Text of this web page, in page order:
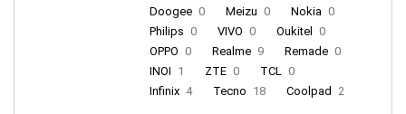
Doogee 0 Meizu 0 Nokia 0
Philips 0 VIVO 0 Oukitel
0
OPPO 0 Realme 9 Remade 0
INOI 1 ZTE 0 TCL 0
Infinix 4 Tecno 18 Coolpad 2